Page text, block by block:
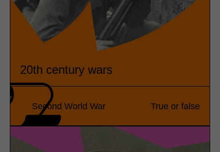
20th century wars
Second World War True or false